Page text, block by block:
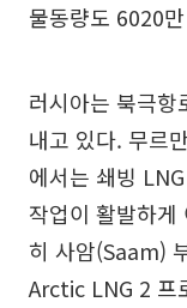
물동량도 6020
러시아는 북극항
내고 있다. 무르
에서는 쇄빙
작업이 활발하게
히 사암(Saam)
Arctic LNG 2 프